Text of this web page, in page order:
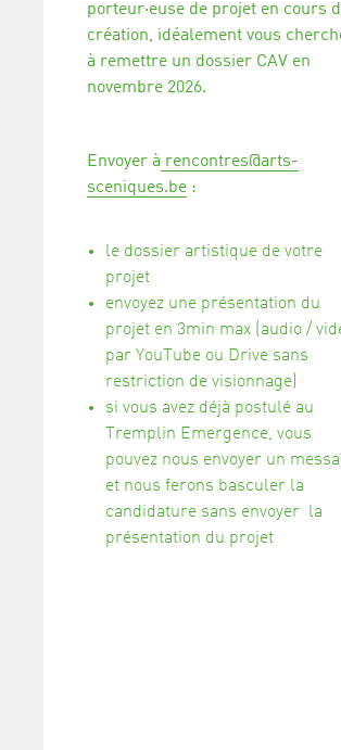
porteur·euse de projet en cours
création, idéalement vous
à remettre un dossier CAV en
novembre 2026.
Envoyer à rencontres@arts-
sceniques.be :
le dossier artistique de votre
projet
envoyez une présentation du
projet en 3min max (audio /
par YouTube ou Drive sans
restriction de visionnage)
si vous avez déjà postulé au
Tremplin Emergence, vous
pouvez nous envoyer un
et nous ferons basculer la
candidature sans envoyer la
présentation du projet